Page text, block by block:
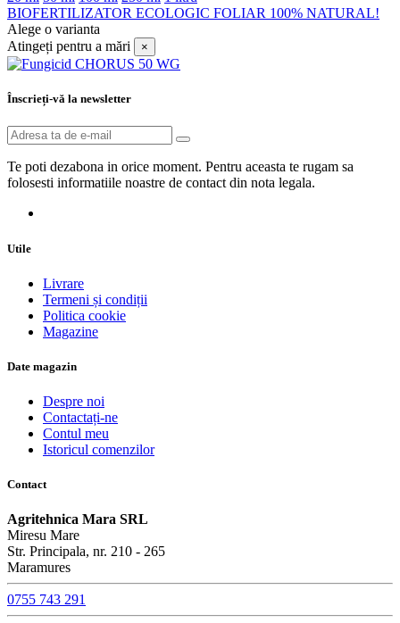
BIOFERTILIZATOR ECOLOGIC FOLIAR 100% NATURAL!
Alege o varianta
Atingeți pentru a mări
×
Înscrieți-vă la newsletter
Te poti dezabona in orice moment. Pentru aceasta te rugam sa
folosesti informatiile noastre de contact din nota legala.
Utile
Livrare
Termeni și condiții
Politica cookie
Magazine
Date magazin
Despre noi
Contactați-ne
Contul meu
Istoricul comenzilor
Contact
Agritehnica Mara SRL
Miresu Mare
Str. Principala, nr. 210 - 265
Maramures
0755 743 291